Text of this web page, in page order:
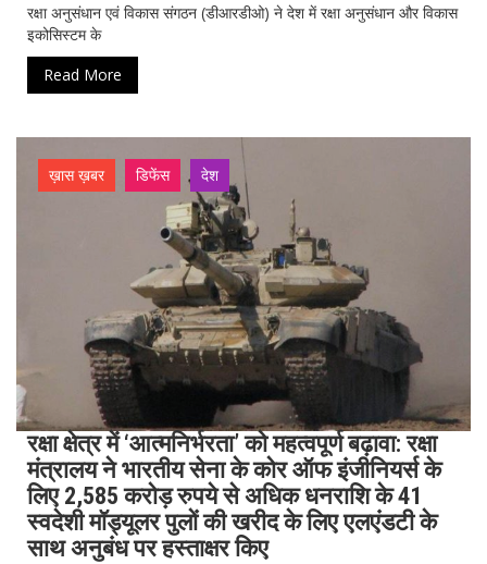
रक्षा अनुसंधान एवं विकास संगठन (डीआरडीओ) ने देश में रक्षा अनुसंधान और विकास
इकोसिस्टम के
Read More
ख़ास ख़बर डिफेंस देश
रक्षा क्षेत्र में ‘आत्मनिर्भरता’ को महत्वपूर्ण बढ़ावा: रक्षा
मंत्रालय ने भारतीय सेना के कोर ऑफ इंजीनियर्स के
लिए 2,585 करोड़ रुपये से अधिक धनराशि के 41
स्वदेशी मॉड्यूलर पुलों की खरीद के लिए एलएंडटी के
साथ अनुबंध पर हस्ताक्षर किए